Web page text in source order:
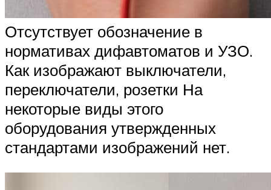
Отсутствует обозначение в
нормативах дифавтоматов и УЗО.
Как изображают выключатели,
переключатели, розетки На
некоторые виды этого
оборудования утвержденных
стандартами изображений нет.